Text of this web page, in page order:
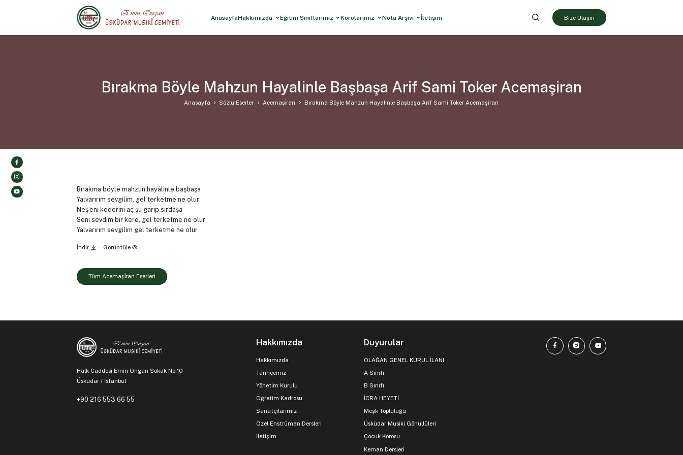
AnasayfaHakkımızda Eğitim Sınıflarımız Korolarımız Nota Arşivi İletişim Bize Ulaşın
Bırakma Böyle Mahzun Hayalinle Başbaşa Arif Sami Toker Acemaşiran
Anasayfa Sözlü Eserler Acemaşi̇ran Bırakma Böyle Mahzun Hayalinle Başbaşa Arif Sami Toker Acemaşiran
Bırakma böyle mahzûn,hayâlinle başbaşa
Yalvarırım sevgilim, gel terketme ne olur
Neş’eni kederini aç şu garip sırdaşa
Seni sevdim bir kere, gel terketme ne olur
Yalvarırım sevgilim gel terketme ne olur
İndir Görüntüle
Tüm Acemaşi̇ran Eserleri
Halk Caddesi Emin Ongan Sokak No:10
Üsküdar / İstanbul
+90 216 553 66 55
Hakkımızda
Hakkımızda
Tarihçemiz
Yönetim Kurulu
Öğretim Kadrosu
Sanatçılarımız
Özel Enstrüman Dersleri
İletişim
Duyurular
OLAĞAN GENEL KURUL İLANI
A Sınıfı
B Sınıfı
İCRA HEYETİ
Meşk Topluluğu
Üsküdar Musiki Gönüllüleri
Çocuk Korosu
Keman Dersleri